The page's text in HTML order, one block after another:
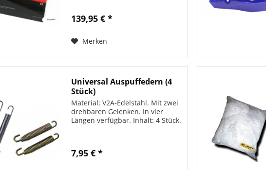
wartungsfreie Lithium-Ionen-
in mm...
139,95 € *
Merken
Universal Auspuffedern (4
Stück)
Material: V2A-Edelstahl. Mit zwei
drehbaren Gelenken. In vier
Längen verfügbar. Inhalt: 4 Stück.
7,95 € *